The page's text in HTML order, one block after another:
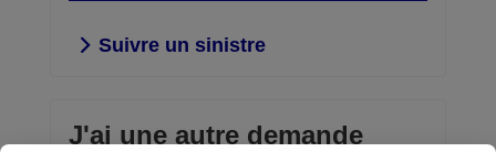
Suivre un sinistre
J'ai une autre demande